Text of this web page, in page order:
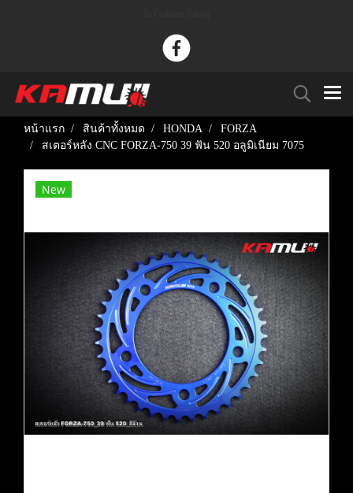
หน้าแรก สินค้าทั้งหมด HONDA
FORZA
สเตอร์หลัง CNC FORZA-750 39 ฟัน 520 อลูมิเนียม 7075
New